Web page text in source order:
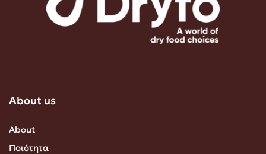
About us
About
Ποιότητα